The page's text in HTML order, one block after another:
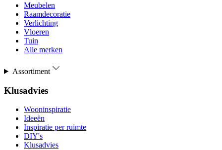
Meubelen
Raamdecoratie
Verlichting
Vloeren
Tuin
Alle merken
Assortiment
Klusadvies
Wooninspiratie
Ideeën
Inspiratie per ruimte
DIY's
Klusadvies